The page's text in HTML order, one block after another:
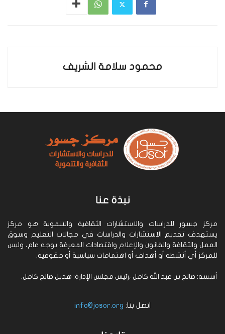
محمود سلامة الشريف
نبذة عنا
مركز جسور للدراسات والاستشارات الثقافية والتنموية هو مركز
يستهدف تقديم الاستشارات والدراسات في مجالات التعليم وسوق
العمل والثقافة والقانون والإعلام واقتصادات المعرفة بوجه عام، وليس
للمركز أي أنشطة أو أهداف أو اهتمامات سياسية أو حقوقية.
أسسه: صالح بن عبد الله كامل ،رئيس مجلس الإدارة: هديل صالح كامل.
اتصل بنا: info@josor.org